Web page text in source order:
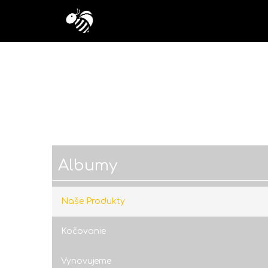
Albumy
Naše Produkty
Kočovanie
Vynovujeme